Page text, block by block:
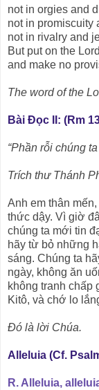
not in orgies and
not in promiscuity
not in rivalry and
But put on the
and make no
The word of the
Bài Ðọc II: (Rm
“Phần rỗi chúng
Trích thư Thánh
Anh em thân
thức dậy. Vì giờ
chúng ta mới tin
hãy từ bỏ những
sáng. Chúng ta
ngày, không ăn
không tranh chấp
Kitô, và chớ lo
Ðó là lời Chúa.
Alleluia (Cf.
R. Alleluia,